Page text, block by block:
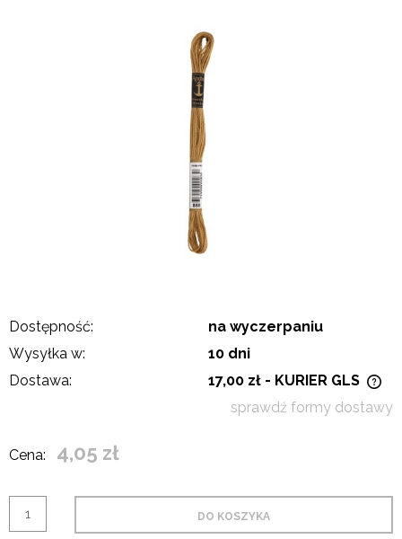
Dostępność:
na wyczerpaniu
Wysyłka w:
10 dni
Dostawa:
17,00 zł - KURIER GLS
sprawdź formy dostawy
Cena: 4,05 zł
DO KOSZYKA